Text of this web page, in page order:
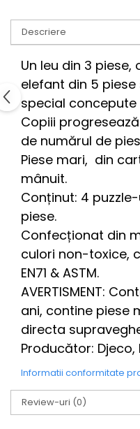
Descriere
Un leu din 3 piese,
elefant din 5
special
Copiii
de numărul de
Piese mari, din
mânuit.
Conținut: 4
piese.
Confecționat din
culori non-toxice,
EN71 & ASTM.
AVERTISMENT:
ani, contine piese
directa
Producător: Djeco,
Informatii conformitate
Review-uri (0)